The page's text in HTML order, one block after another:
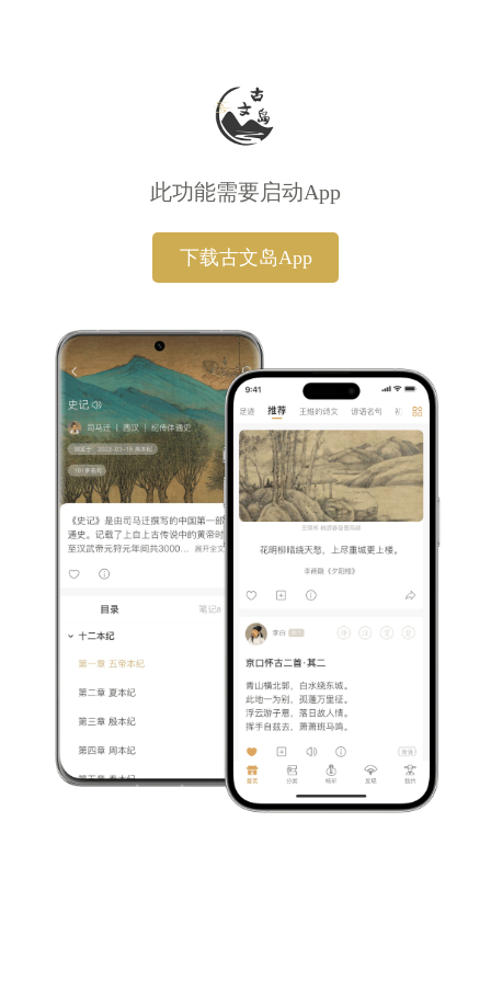
此功能需要启动App
下载古文岛App